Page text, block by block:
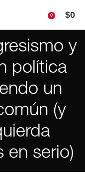
0 $0
y
política
un
(y
en serio)